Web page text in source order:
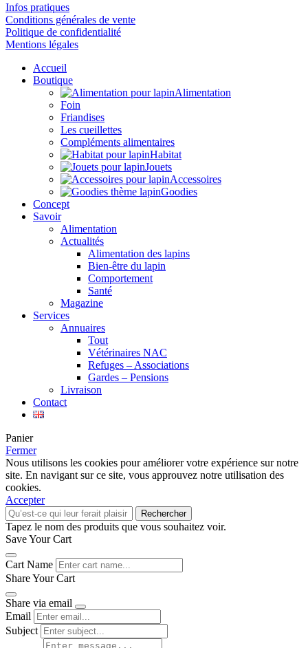
Infos pratiques
Conditions générales de vente
Politique de confidentialité
Mentions légales
Accueil
Boutique
Alimentation
Foin
Friandises
Les cueillettes
Compléments alimentaires
Habitat
Jouets
Accessoires
Goodies
Concept
Savoir
Alimentation
Actualités
Alimentation des lapins
Bien-être du lapin
Comportement
Santé
Magazine
Services
Annuaires
Tout
Vétérinaires NAC
Refuges – Associations
Gardes – Pensions
Livraison
Contact
Panier
Fermer
Nous utilisons les cookies pour améliorer votre expérience sur notre
site. En navigant sur ce site, vous approuvez notre utilisation des
cookies.
Accepter
Rechercher
Tapez le nom des produits que vous souhaitez voir.
Save Your Cart
Cart Name
Share Your Cart
Share via email
Email
Subject